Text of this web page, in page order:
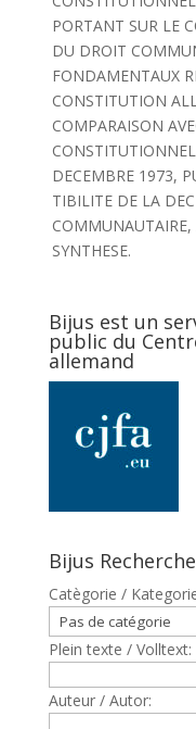
PORTANT SUR LE
DU DROIT
FONDAMENTAUX
CONSTITUTION
COMPARAISON
DECEMBRE 1973,
TIBILITE DE LA
SYNTHESE.
Bijus est un
public du
allemand
Bijus Recherche
Catègorie /
Plein texte / Volltext:
Auteur / Autor: